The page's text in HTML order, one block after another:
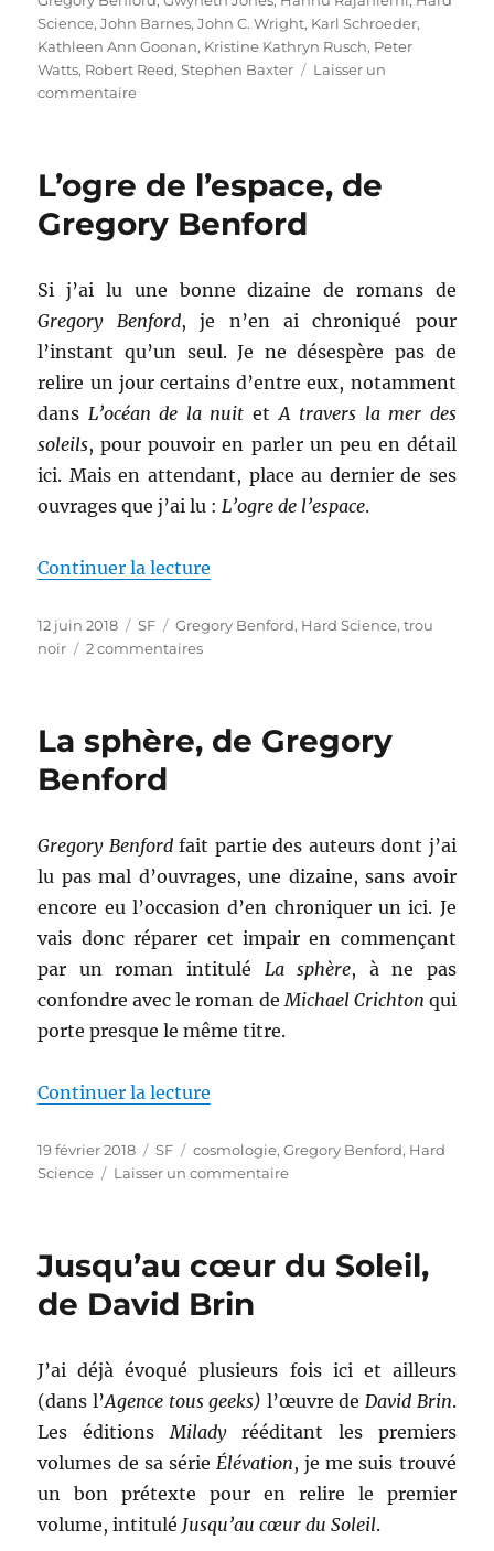
Science,John Barnes,John C. Wright, Karl Schroeder,
Kathleen Ann Goonan, Kristine Kathryn Rusch, Peter
Watts, Robert Reed,Stephen Baxter
Laisser un
commentairesur
Jonathan
L’ogre de l’espace, de
Gregory Benford
Si j’ai lu une bonne dizaine de romans de
Gregory Benford, je n’en ai chroniqué pour
l’instant qu’un seul. Je ne désespère pas de
relire un jour certains d’entre eux, notamment
dans L’océan de la nuit etA travers la mer des
soleils, pour pouvoir en parler un peu en détail
ici. Mais en attendant, place au dernier de ses
ouvrages que j’ai lu :L’ogre de l’espace.
Continuer la lecture
Publié
le
12 juin 2018 Catégories
SF Étiquettes
Gregory Benford, Hard Science,trou
noir
2 commentairessur
de
La sphère, de Gregory
Benford
Gregory Benfordfait partie des auteurs dont j’ai
lu pas mal d’ouvrages, une dizaine, sans avoir
encore eu l’occasion d’en chroniquer un ici. Je
vais donc réparer cet impair en commençant
par un roman intitulé La sphère, à ne pas
confondre avec le roman deMichael Crichton qui
porte presque le même titre.
Continuer la lecture
Publié
le
19 février 2018 Catégories
SF Étiquettes
cosmologie,Gregory Benford, Hard
Science
Laisser un commentairesur
Gregory
Jusqu’au cœur du Soleil,
de David Brin
J’ai déjà évoqué plusieurs fois ici et ailleurs
(dans l’Agence tous geeks) l’œuvre de David Brin.
Les éditionsMiladyrééditant les premiers
volumes de sa série Élévation, je me suis trouvé
un bon prétexte pour en relire le premier
volume, intitulé Jusqu’au cœur du Soleil.